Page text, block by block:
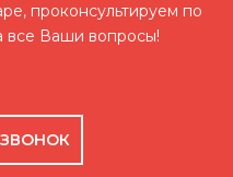
проконсультируем по
все Ваши вопросы!